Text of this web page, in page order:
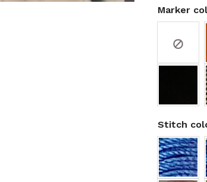
Marker
Stitch